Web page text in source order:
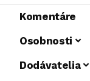
Komentáre
Osobnosti
Dodávatelia